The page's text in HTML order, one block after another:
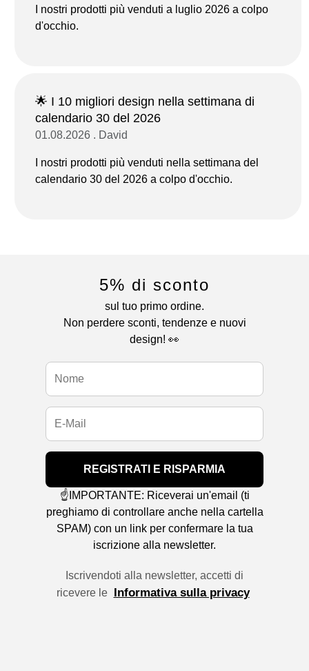
I nostri prodotti più venduti a luglio 2026 a colpo
d'occhio.
🌟 I 10 migliori design nella settimana di
calendario 30 del 2026
01.08.2026 . David
I nostri prodotti più venduti nella settimana del
calendario 30 del 2026 a colpo d'occhio.
5% di sconto
sul tuo primo ordine.
Non perdere sconti, tendenze e nuovi
design! 👀
REGISTRATI E RISPARMIA
☝️IMPORTANTE: Riceverai un'email (ti
preghiamo di controllare anche nella cartella
SPAM) con un link per confermare la tua
iscrizione alla newsletter.
Iscrivendoti alla newsletter, accetti di
ricevere le Informativa sulla privacy